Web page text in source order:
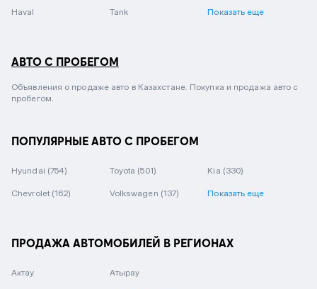
Haval Tank Показать еще
АВТО С ПРОБЕГОМ
Объявления о продаже авто в Казахстане. Покупка и продажа авто с
пробегом.
ПОПУЛЯРНЫЕ АВТО С ПРОБЕГОМ
Hyundai (754) Toyota (501) Kia (330)
Chevrolet (162) Volkswagen (137) Показать еще
ПРОДАЖА АВТОМОБИЛЕЙ В РЕГИОНАХ
Актау Атырау